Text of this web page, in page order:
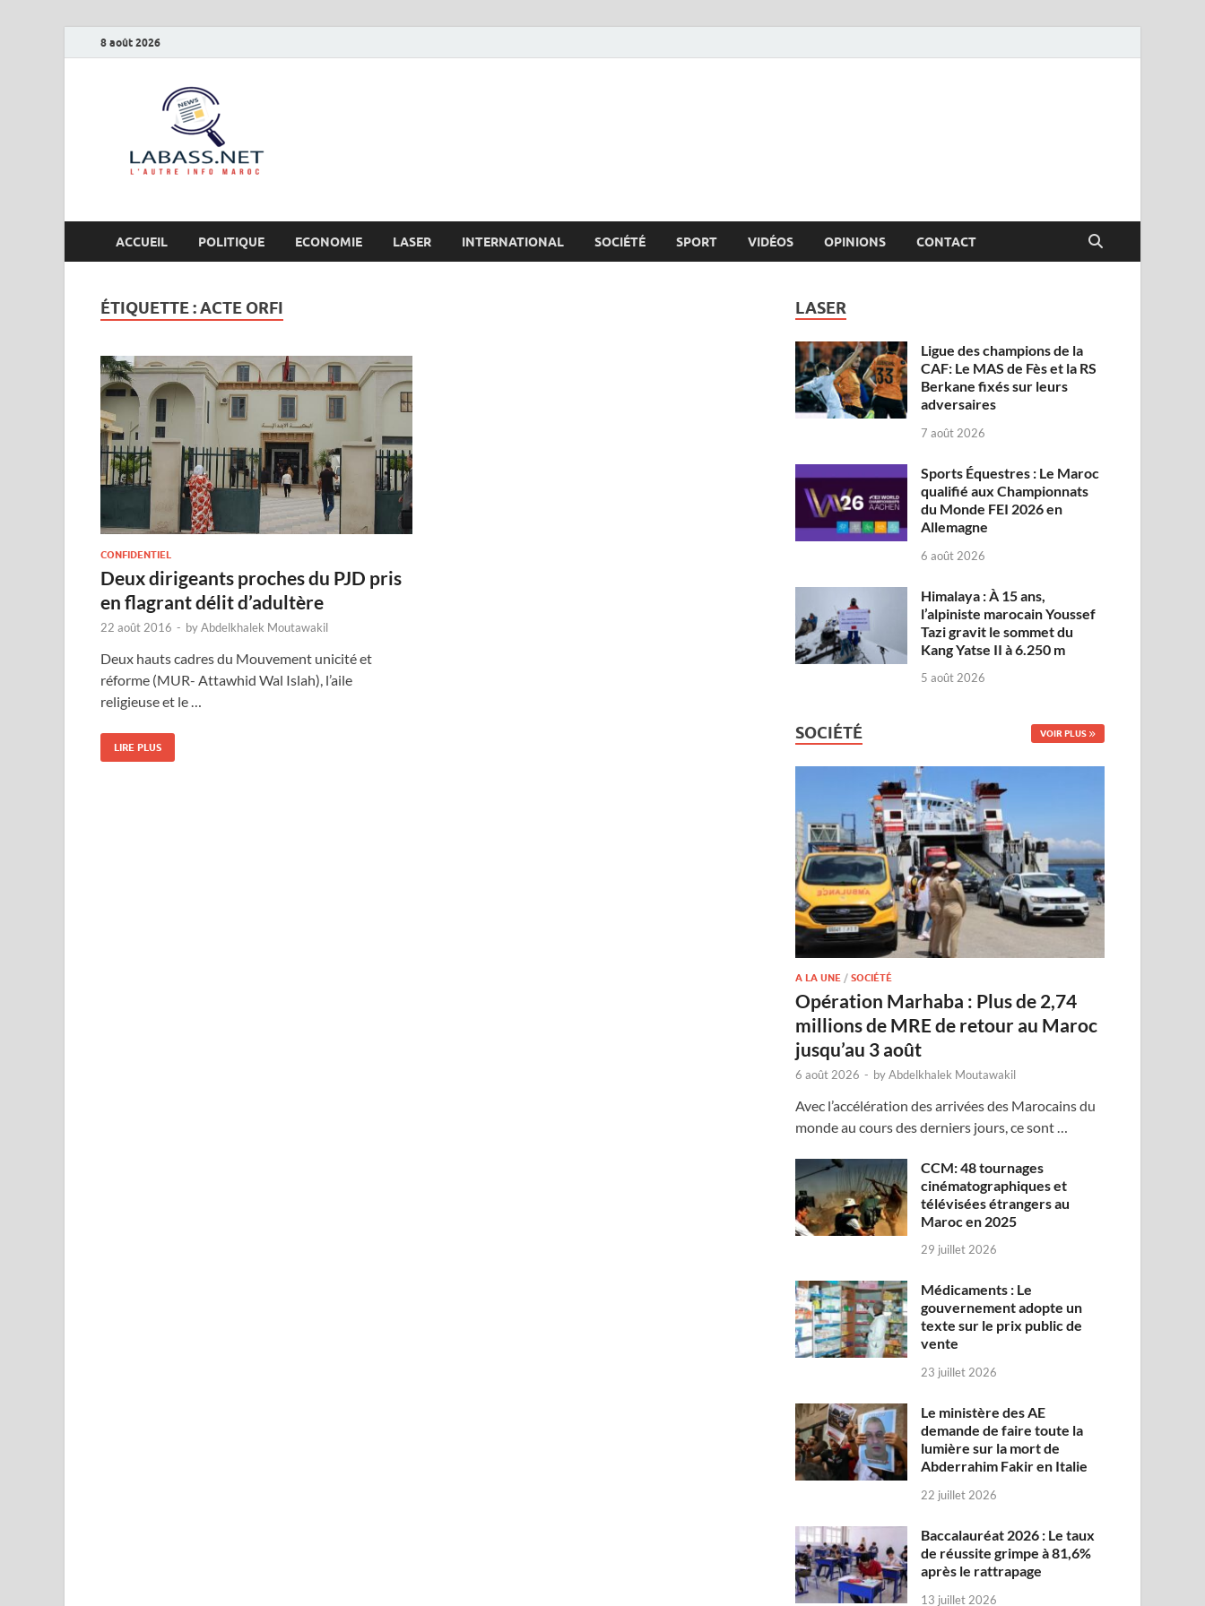
8 août 2026
ACCUEIL POLITIQUE ECONOMIE LASER INTERNATIONAL SOCIÉTÉ SPORT VIDÉOS OPINIONS CONTACT
ÉTIQUETTE :ACTE ORFI
CONFIDENTIEL
Deux dirigeants proches du PJD pris
en flagrant délit d’adultère
22 août 2016 - byAbdelkhalek Moutawakil
Deux hauts cadres du Mouvement unicité et
réforme (MUR- Attawhid Wal Islah), l’aile
religieuse et le …
LIRE PLUS
LASER
Ligue des champions de la
CAF: Le MAS de Fès et la RS
Berkane fixés sur leurs
adversaires
7 août 2026
Sports Équestres : Le Maroc
qualifié aux Championnats
du Monde FEI 2026 en
Allemagne
6 août 2026
Himalaya : À 15 ans,
l’alpiniste marocain Youssef
Tazi gravit le sommet du
Kang Yatse II à 6.250 m
5 août 2026
SOCIÉTÉ VOIR PLUS
A LA UNE /SOCIÉTÉ
Opération Marhaba : Plus de 2,74
millions de MRE de retour au Maroc
jusqu’au 3 août
6 août 2026 - byAbdelkhalek Moutawakil
Avec l’accélération des arrivées des Marocains du
monde au cours des derniers jours, ce sont …
CCM: 48 tournages
cinématographiques et
télévisées étrangers au
Maroc en 2025
29 juillet 2026
Médicaments : Le
gouvernement adopte un
texte sur le prix public de
vente
23 juillet 2026
Le ministère des AE
demande de faire toute la
lumière sur la mort de
Abderrahim Fakir en Italie
22 juillet 2026
Baccalauréat 2026 : Le taux
de réussite grimpe à 81,6%
après le rattrapage
13 juillet 2026